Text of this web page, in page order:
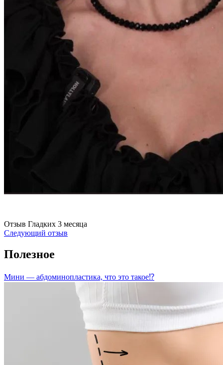
Отзыв Гладких 3 месяца
Следующий отзыв
Полезное
Мини — абдоминопластика, что это такое⁉️